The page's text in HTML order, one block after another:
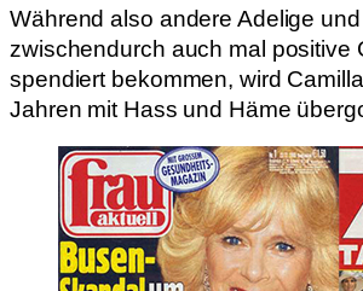
Während also andere Adelige
zwischendurch auch mal positive
spendiert bekommen, wird
Jahren mit Hass und Häme